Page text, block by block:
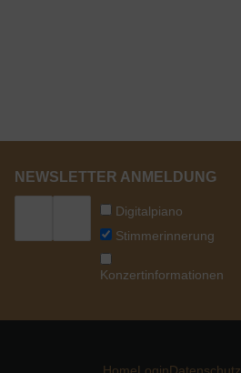
NEWSLETTER ANMELDUNG
Digitalpiano
Stimmerinnerung
Konzertinformationen
HomeLoginDatenschutz